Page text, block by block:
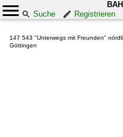
Suche
Registrieren
147 543 "Unterwegs mit Freunden"
Göttingen